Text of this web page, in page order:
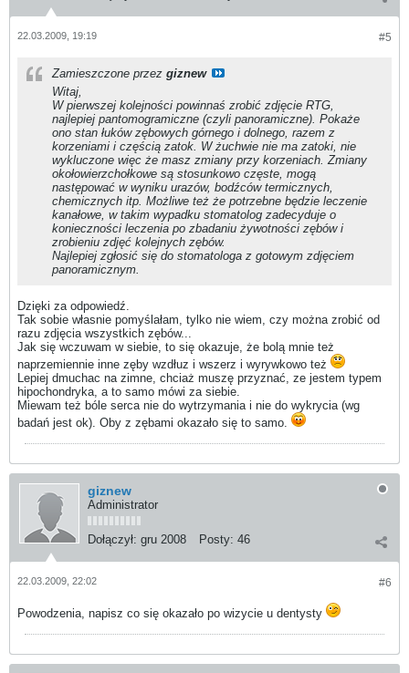
#5
22.03.2009, 19:19
Zamieszczone przez giznew
Witaj,
W pierwszej kolejności powinnaś zrobić zdjęcie RTG,
najlepiej pantomogramiczne (czyli panoramiczne). Pokaże
ono stan łuków zębowych górnego i dolnego, razem z
korzeniami i częścią zatok. W żuchwie nie ma zatoki, nie
wykluczone więc że masz zmiany przy korzeniach. Zmiany
okołowierzchołkowe są stosunkowo częste, mogą
następować w wyniku urazów, bodźców termicznych,
chemicznych itp. Możliwe też że potrzebne będzie leczenie
kanałowe, w takim wypadku stomatolog zadecyduje o
konieczności leczenia po zbadaniu żywotności zębów i
zrobieniu zdjęć kolejnych zębów.
Najlepiej zgłosić się do stomatologa z gotowym zdjęciem
panoramicznym.
Dzięki za odpowiedź.
Tak sobie własnie pomyślałam, tylko nie wiem, czy można zrobić od
razu zdjęcia wszystkich zębów...
Jak się wczuwam w siebie, to się okazuje, że bolą mnie też
naprzemiennie inne zęby wzdłuz i wszerz i wyrywkowo też
Lepiej dmuchac na zimne, chciaż muszę przyznać, ze jestem typem
hipochondryka, a to samo mówi za siebie.
Miewam też bóle serca nie do wytrzymania i nie do wykrycia (wg
badań jest ok). Oby z zębami okazało się to samo.
giznew
Administrator
Dołączył: gru 2008 Posty: 46
#6
22.03.2009, 22:02
Powodzenia, napisz co się okazało po wizycie u dentysty